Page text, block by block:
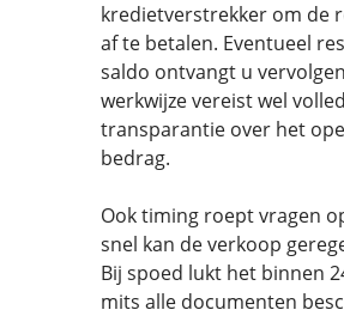
kredietverstrekker om de
af te betalen. Eventueel
saldo ontvangt u
werkwijze vereist wel
transparantie over het
bedrag.
Ook timing roept vragen
snel kan de verkoop
Bij spoed lukt het binnen
mits alle documenten